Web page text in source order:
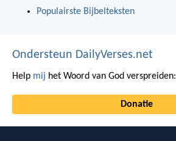
Populairste Bijbelteksten
Ondersteun DailyVerses.net
Help mij het Woord van God verspreiden:
Donatie